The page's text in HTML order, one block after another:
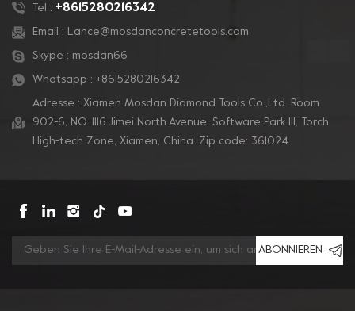
Tel : +8615280216342
Email : Lance@mosdanconcretetools.com
Skype : mosdan66
Whatsapp : +8615280216342
Adresse : Xiamen Mosdan Diamond Tools Co.,Ltd. Room
902-6, NO. 1116 Jimei North Avenue, Software Park Ill, Torch
High-tech Zone, Xiamen, China. Zip code: 361024
ABONNIEREN